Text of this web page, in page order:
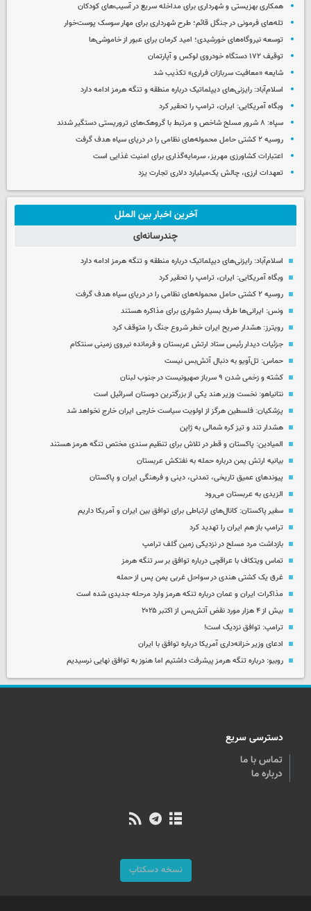
همکاری بهزیستی و شهرداری برای مداخله سریع در آسیب‌های کودکان
تله‌های فرمونی در جنگل قائم؛ طرح شهرداری برای مهار سوسک پوست‌خوار
توسعه نیروگاه‌های خورشیدی؛ امید کرمان برای عبور از خاموشی‌ها
توقیف ۱۷۲ دستگاه خودروی لوکس و آپارتمان
شایعه «معافیت سربازان فراری» تکذیب شد
اسلام‌آباد: رایزنی‌های دیپلماتیک درباره منطقه و تنگه هرمز ادامه دارد
وبگاه آمریکایی: ایران، ترامپ را تحقیر کرد
سپاه: ۸ شرور مسلح شاخص و مرتبط با گروهک‌های تروریستی دستگیر شدند
روسیه ۲ کشتی حامل محموله‌های نظامی را در دریای سیاه هدف گرفت
اعتبارات کشاورزی مهریز، سرمایه‌گذاری برای امنیت غذایی است
تعهدات ارزی، چالش یک‌میلیارد دلاری تجارت یزد
آخرین اخبار بین الملل
چندرسانه‌ای
اسلام‌آباد: رایزنی‌های دیپلماتیک درباره منطقه و تنگه هرمز ادامه دارد
وبگاه آمریکایی: ایران، ترامپ را تحقیر کرد
روسیه ۲ کشتی حامل محموله‌های نظامی را در دریای سیاه هدف گرفت
ونس: ایرانی‌ها طرف بسیار دشواری برای مذاکره هستند
رویترز: هشدار صریح ایران خطر شروع جنگ را متوقف کرد
جزئیات دیدار رئیس ستاد ارتش عربستان و فرمانده نیروی زمینی سنتکام
حماس: تل‌آویو به دنبال آتش‌بس نیست
کشته و زخمی شدن ۹ سرباز صهیونیست در جنوب لبنان
نتانیاهو: نخست وزیر هند یکی از بزرگترین دوستان اسرائیل است
پزشکیان: فلسطین هرگز از اولویت سیاست خارجی ایران خارج نخواهد شد
هشدار تند و تیز کره شمالی به ژاپن
المیادین: پاکستان و قطر در تلاش برای تنظیم سندی مختص تنگه هرمز هستند
بیانیه ارتش یمن درباره حمله به نفتکش عربستان
پیوندهای عمیق تاریخی، تمدنی، دینی و فرهنگی ایران و پاکستان
الزیدی به عربستان می‌رود
سفیر پاکستان: کانال‌های ارتباطی برای توافق بین ایران و آمریکا داریم
ترامپ باز هم ایران را تهدید کرد
بازداشت مرد مسلح در نزدیکی زمین گلف ترامپ
تماس ویتکاف با عراقچی درباره توافق بر سر تنگه هرمز
غرق یک کشتی هندی در سواحل غربی یمن پس از حمله
مذاکرات ایران و عمان درباره تنکه هرمز وارد مرحله جدیدی شده است
بیش از ۴ هزار مورد نقض آتش‌بس از اکتبر ۲۰۲۵
ترامپ: توافق نزدیک است!
ادعای وزیر خزانه‌داری آمریکا درباره توافق با ایران
روبیو: درباره تنگه هرمز پیشرفت داشتیم اما هنوز به توافق نهایی نرسیدیم
دسترسی سریع
تماس با ما
درباره ما
نسخه دسکتاپ